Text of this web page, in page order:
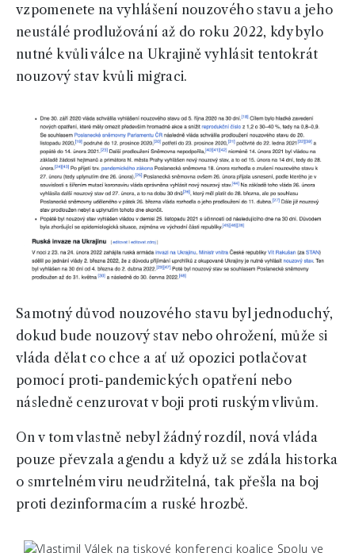
vzpomenete na vyhlášení nouzového stavu a jeho
neustálé prodlužování až do roku 2022, kdy bylo
nutné kvůli válce na Ukrajině vyhlásit tentokrát
nouzový stav kvůli migraci.
Samotný důvod nouzového stavu byl jednoduchý,
dokud bude nouzový stav nebo ohrožení, může si
vláda dělat co chce a ať už opozici potlačovat
pomocí proti-pandemických opatření nebo
následně cenzurovat v boji proti ruským vlivům.
On v tom vlastně nebyl žádný rozdíl, nová vláda
pouze převzala agendu a když už se zdála historka
o smrtelném viru neudržitelná, tak přešla na boj
proti dezinformacím a ruské hrozbě.